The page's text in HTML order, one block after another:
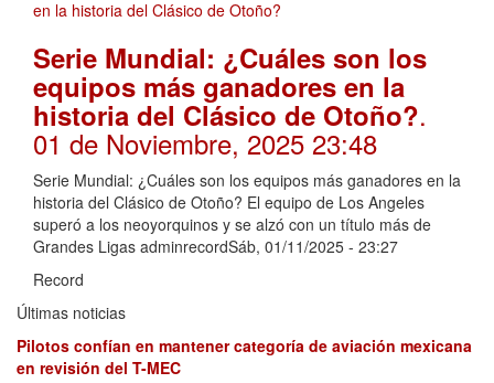
Serie Mundial: ¿Cuáles son los
equipos más ganadores en la
historia del Clásico de Otoño?.
01 de Noviembre, 2025 23:48
Serie Mundial: ¿Cuáles son los equipos más ganadores en la
historia del Clásico de Otoño? El equipo de Los Angeles
superó a los neoyorquinos y se alzó con un título más de
Grandes Ligas adminrecordSáb, 01/11/2025 - 23:27
Record
Últimas noticias
Pilotos confían en mantener categoría de aviación mexicana
en revisión del T-MEC